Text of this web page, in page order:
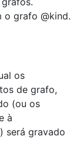
o grafo @kind.
os
de grafo,
(ou os
à
será gravado